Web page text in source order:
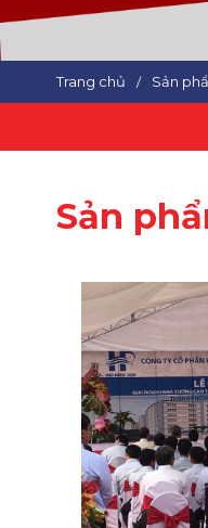
Trang chủ Sản
Sản